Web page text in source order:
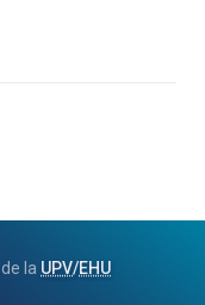
de la UPV/EHU